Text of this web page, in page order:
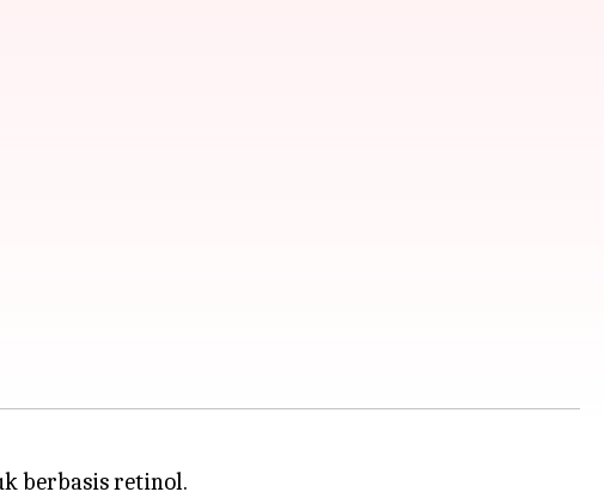
berbasis retinol.